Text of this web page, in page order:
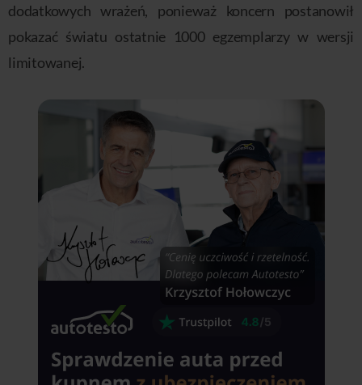
dodatkowych wrażeń, ponieważ koncern postanowił
pokazać światu ostatnie 1000 egzemplarzy w wersji
limitowanej.